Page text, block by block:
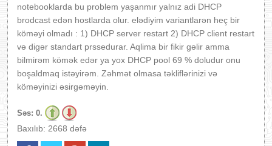
notebooklarda bu problem yaşanmır yalnız adi DHCP
brodcast edən hostlarda olur. elədiyim variantlarən heç bir
köməyi olmadı : 1) DHCP server restart 2) DHCP client restart
və digər standart prssedurar. Aqlima bir fikir gəlir amma
bilmirəm kömək edər ya yox DHCP pool 69 % doludur onu
boşaldmaq istəyirəm. Zəhmət olmasa təkliflərinizi və
köməyinizi əsirgəməyin.
Səs: 0.
Baxılıb: 2668 dəfə